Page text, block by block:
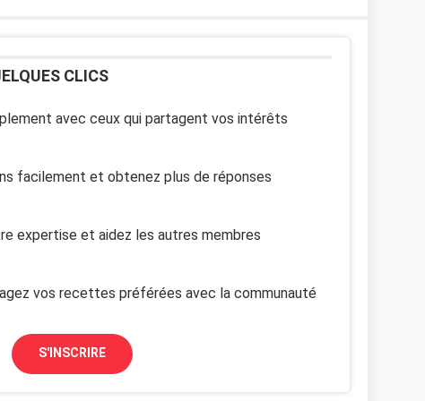
CLICS
avec ceux qui partagent vos intérêts
facilement et obtenez plus de réponses
expertise et aidez les autres membres
vos recettes préférées avec la communauté
S'INSCRIRE